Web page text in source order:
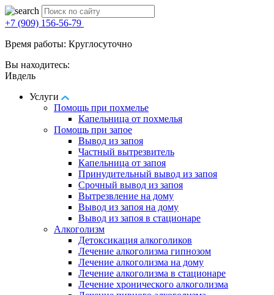
+7 (909) 156-56-79
Время работы: Круглосуточно
Вы находитесь:
Ивдель
Услуги
Помощь при похмелье
Капельница от похмелья
Помощь при запое
Вывод из запоя
Частный вытрезвитель
Капельница от запоя
Принудительный вывод из запоя
Срочный вывод из запоя
Вытрезвление на дому
Вывод из запоя на дому
Вывод из запоя в стационаре
Алкоголизм
Детоксикация алкоголиков
Лечение алкоголизма гипнозом
Лечение алкоголизма на дому
Лечение алкоголизма в стационаре
Лечение хронического алкоголизма